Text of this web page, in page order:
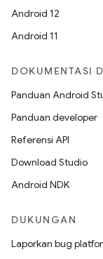
Android 12
Android 11
DOKUMENTASI
Panduan Android
Panduan developer
Referensi API
Download Studio
Android NDK
DUKUNGAN
Laporkan bug